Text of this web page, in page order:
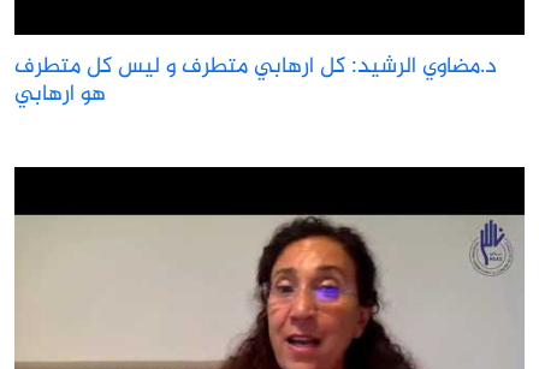
د.مضاوي الرشيد: كل ارهابي متطرف و ليس كل متطرف
هو ارهابي